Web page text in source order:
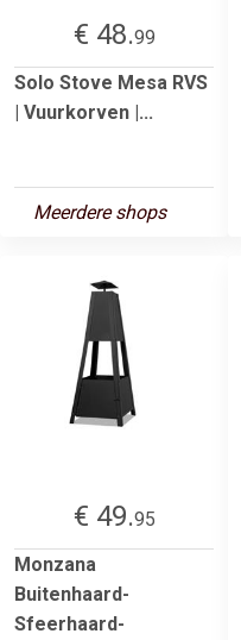
€ 48.99
Solo Stove Mesa RVS
| Vuurkorven |...
Meerdere shops
€ 49.95
Monzana
Buitenhaard-
Sfeerhaard-